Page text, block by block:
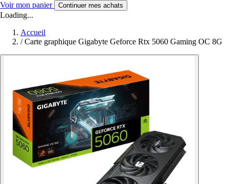
Voir mon panier Continuer mes achats
Loading...
Accueil
/ Carte graphique Gigabyte Geforce Rtx 5060 Gaming OC 8G